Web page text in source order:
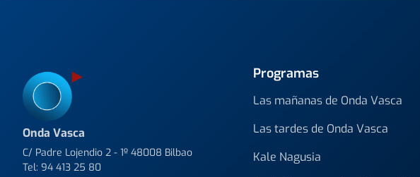
Programas
Las mañanas de Onda Vasca
Las tardes de Onda Vasca
Kale Nagusia
Onda Vasca
C/ Padre Lojendio 2 - 1º 48008 Bilbao
Tel: 94 413 25 80